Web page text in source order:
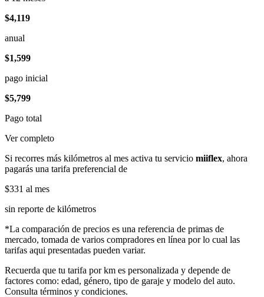
$4,119
anual
$1,599
pago inicial
$5,799
Pago total
Ver completo
Si recorres más kilómetros al mes activa tu servicio miiflex, ahora
pagarás una tarifa preferencial de
$331 al mes
sin reporte de kilómetros
*La comparación de precios es una referencia de primas de
mercado, tomada de varios compradores en línea por lo cual las
tarifas aqui presentadas pueden variar.
Recuerda que tu tarifa por km es personalizada y depende de
factores como: edad, género, tipo de garaje y modelo del auto.
Consulta términos y condiciones.